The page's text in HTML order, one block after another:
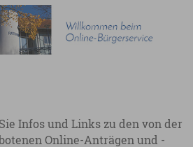
Infos und Links zu den von der
Online-Anträgen und -